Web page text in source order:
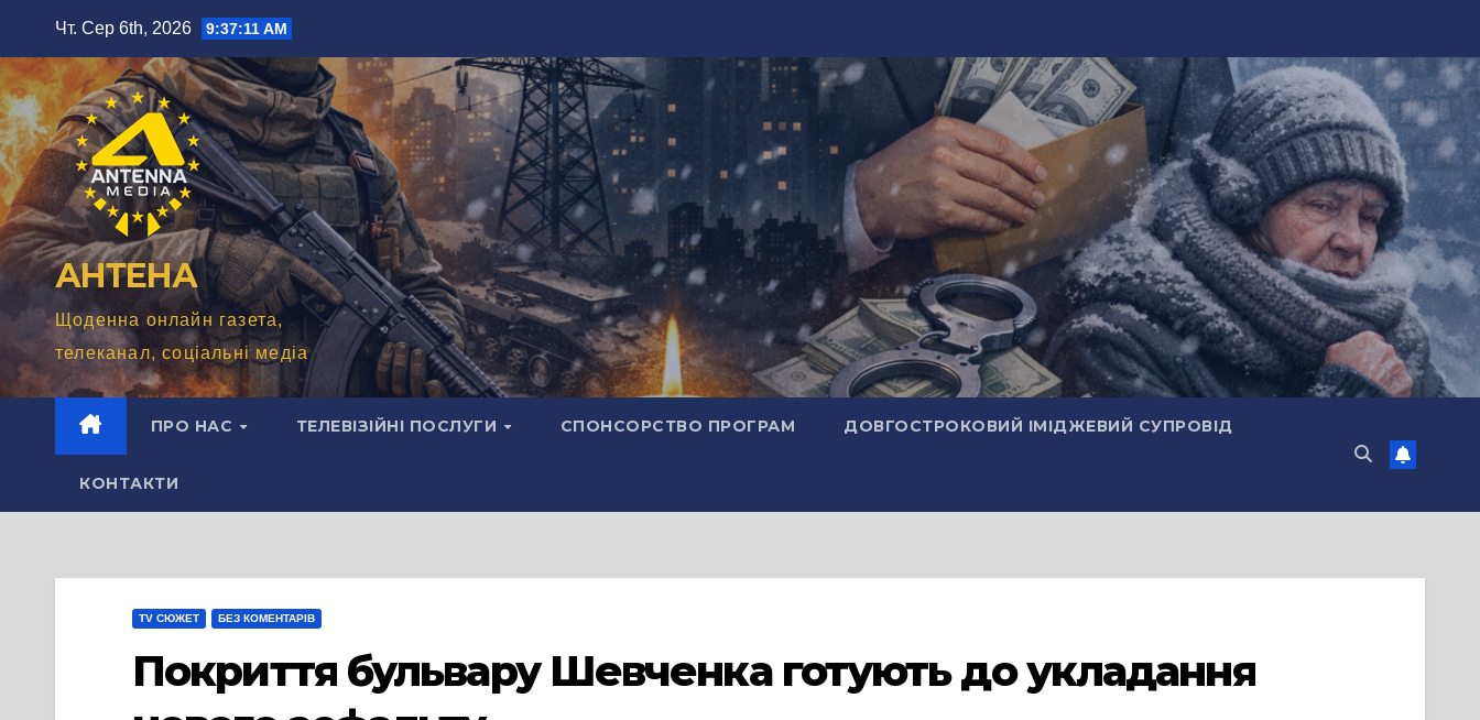
вмісту
Чт. Сер 6th, 2026 9:37:13 AM
АНТЕНА
Щоденна онлайн газета,
телеканал, соціальні медіа
ПРО НАС ТЕЛЕВІЗІЙНІ ПОСЛУГИ СПОНСОРСТВО ПРОГРАМ ДОВГОСТРОКОВИЙ ІМІДЖЕВИЙ СУПРОВІД
КОНТАКТИ
TV СЮЖЕТ БЕЗ КОМЕНТАРІВ
Покриття бульвару Шевченка готують до укладання